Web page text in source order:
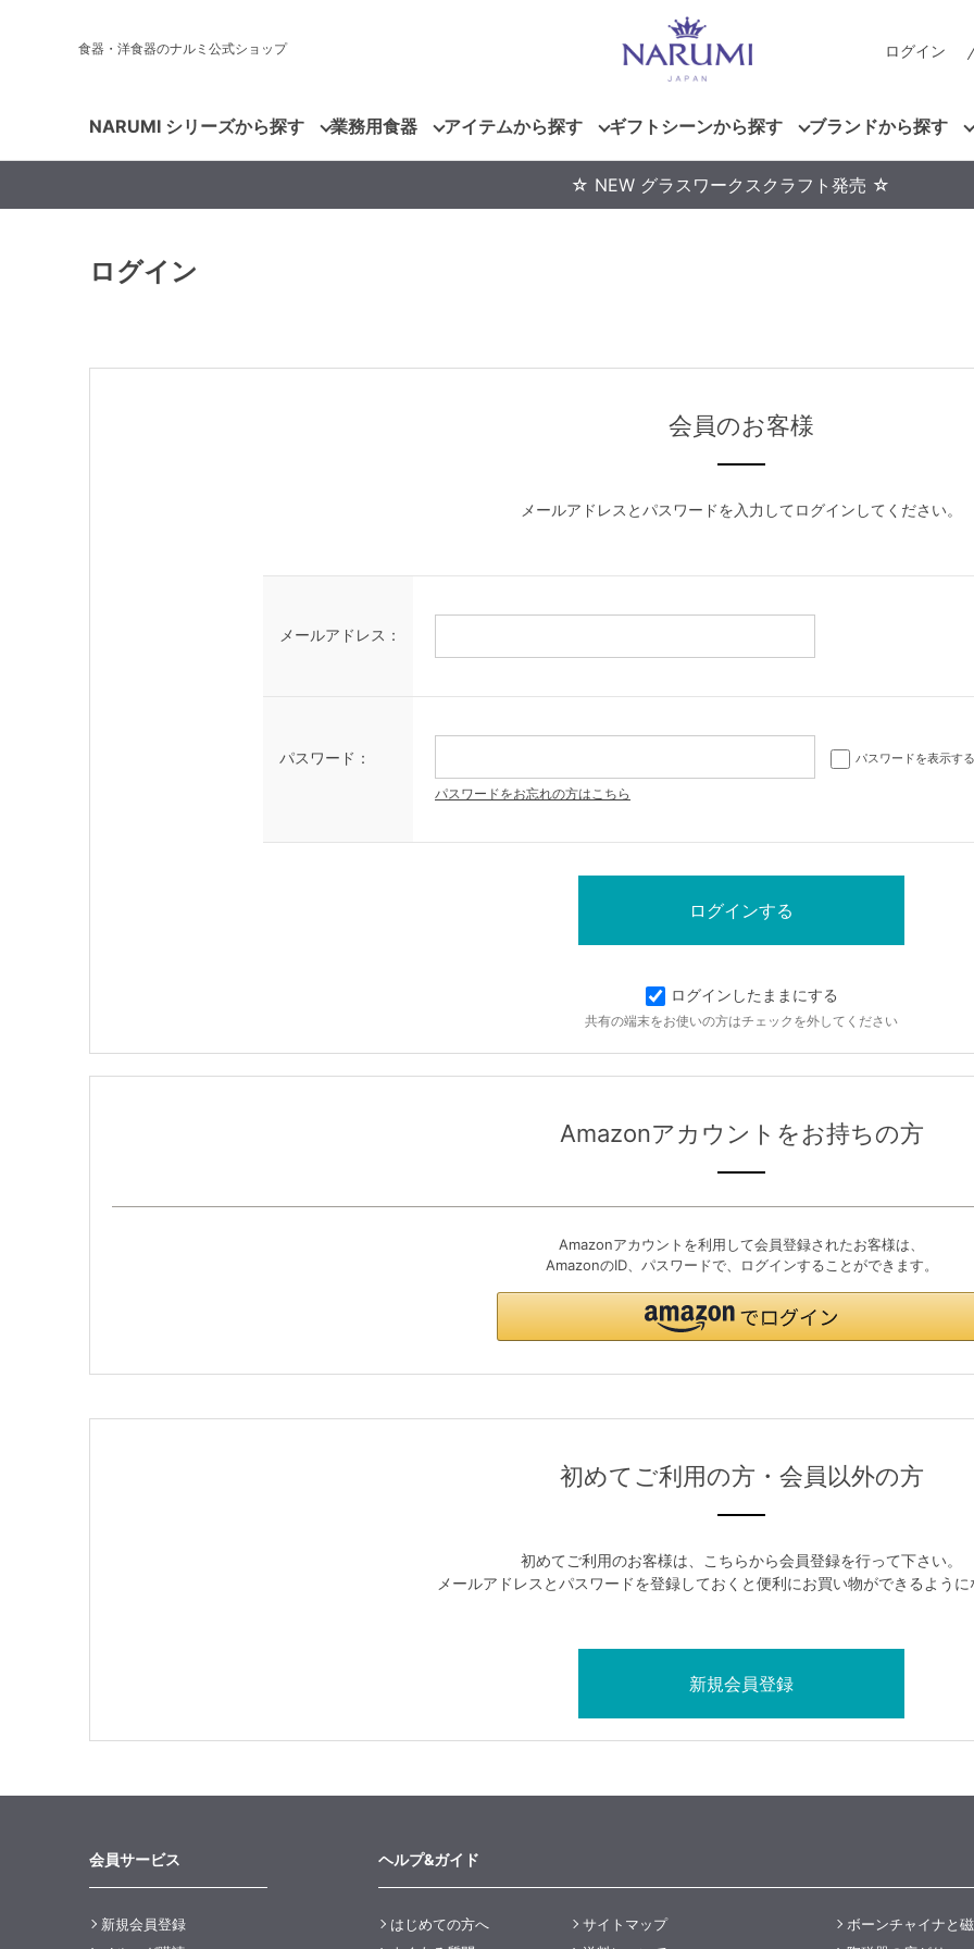
食器・洋食器のナルミ公式ショップ ログイン
NARUMI シリーズから探す 業務用食器 アイテムから探す ギフトシーンから探す ブランドから探す
☆ NEW グラスワークスクラフト発売 ☆
ログイン
会員のお客様
メールアドレスとパスワードを入力してログインしてください。
メールアドレス：
パスワード： パスワードを表示する
パスワードをお忘れの方はこちら
ログインしたままにする
共有の端末をお使いの方はチェックを外してください
Amazonアカウントをお持ちの方
Amazonアカウントを利用して会員登録されたお客様は、
AmazonのID、パスワードで、ログインすることができます。
初めてご利用の方・会員以外の方
初めてご利用のお客様は、こちらから会員登録を行って下さい。
メールアドレスとパスワードを登録しておくと便利にお買い物ができるよう
会員サービス
新規会員登録
ヘルプ&ガイド
はじめての方へ
サイトマップ
ボーンチャイナと